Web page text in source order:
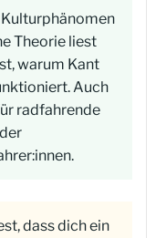
Theorie liest
warum Kant
Auch
radfahrende
dass dich ein